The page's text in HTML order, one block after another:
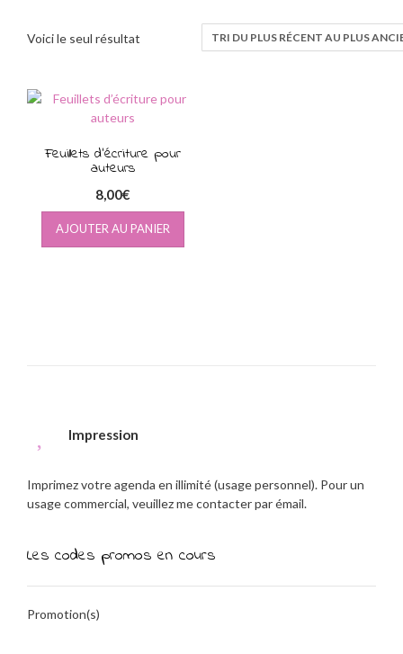
Voici le seul résultat
Feuillets d’écriture pour
auteurs
8,00€
AJOUTER AU PANIER
Impression
Imprimez votre agenda en illimité (usage personnel). Pour un
usage commercial, veuillez me contacter par émail.
Les codes promos en cours
Promotion(s)